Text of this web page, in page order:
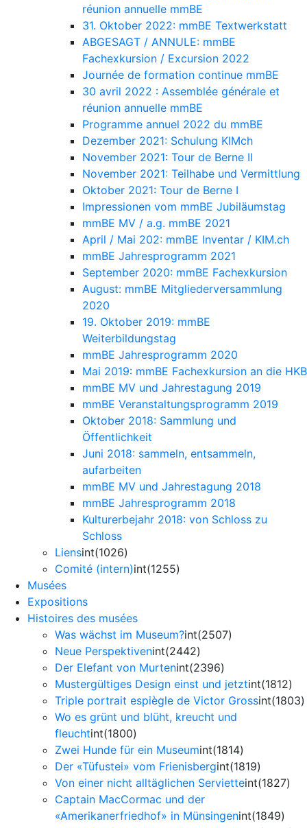
réunion annuelle mmBE
31. Oktober 2022: mmBE Textwerkstatt
ABGESAGT / ANNULE: mmBE
Fachexkursion / Excursion 2022
Journée de formation continue mmBE
30 avril 2022 : Assemblée générale et
réunion annuelle mmBE
Programme annuel 2022 du mmBE
Dezember 2021: Schulung KIMch
November 2021: Tour de Berne II
November 2021: Teilhabe und Vermittlung
Oktober 2021: Tour de Berne I
Impressionen vom mmBE Jubiläumstag
mmBE MV / a.g. mmBE 2021
April / Mai 202: mmBE Inventar / KIM.ch
mmBE Jahresprogramm 2021
September 2020: mmBE Fachexkursion
August: mmBE Mitgliederversammlung
2020
19. Oktober 2019: mmBE
Weiterbildungstag
mmBE Jahresprogramm 2020
Mai 2019: mmBE Fachexkursion an die HKB
mmBE MV und Jahrestagung 2019
mmBE Veranstaltungsprogramm 2019
Oktober 2018: Sammlung und
Öffentlichkeit
Juni 2018: sammeln, entsammeln,
aufarbeiten
mmBE MV und Jahrestagung 2018
mmBE Jahresprogramm 2018
Kulturerbejahr 2018: von Schloss zu
Schloss
Liensint(1026)
Comité (intern)int(1255)
Musées
Expositions
Histoires des musées
Was wächst im Museum?int(2507)
Neue Perspektivenint(2442)
Der Elefant von Murtenint(2396)
Mustergültiges Design einst und jetztint(1812)
Triple portrait espiègle de Victor Grossint(1803)
Wo es grünt und blüht, kreucht und
fleuchtint(1800)
Zwei Hunde für ein Museumint(1814)
Der «Tüfustei» vom Frienisbergint(1819)
Von einer nicht alltäglichen Servietteint(1827)
Captain MacCormac und der
«Amerikanerfriedhof» in Münsingenint(1849)